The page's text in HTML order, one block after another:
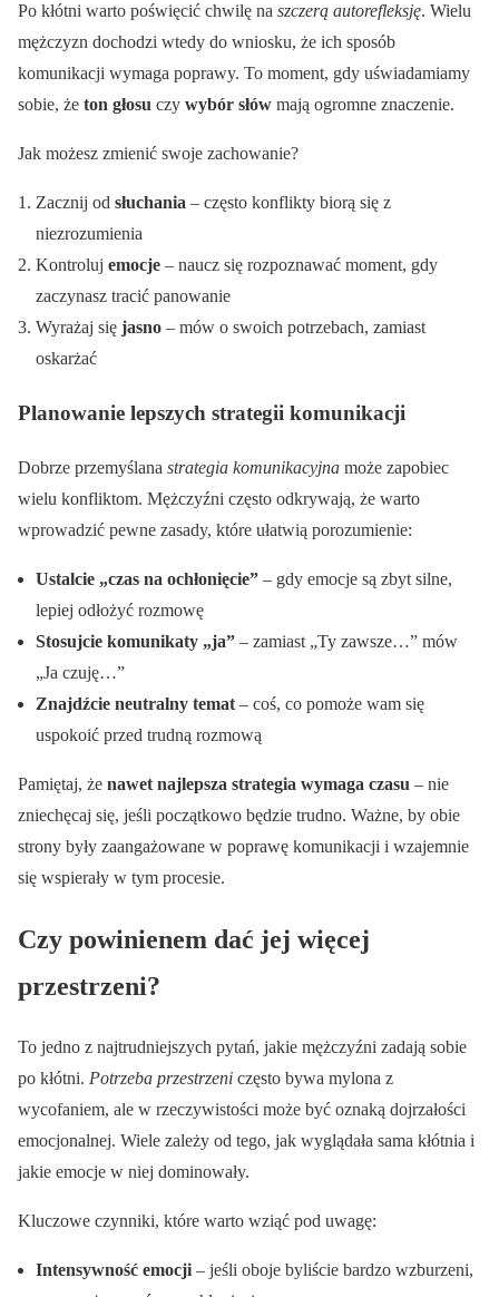
Po kłótni warto poświęcić chwilę na szczerą autorefleksję. Wielu
mężczyzn dochodzi wtedy do wniosku, że ich sposób
komunikacji wymaga poprawy. To moment, gdy uświadamiamy
sobie, że ton głosu czy wybór słów mają ogromne znaczenie.
Jak możesz zmienić swoje zachowanie?
Zacznij od słuchania – często konflikty biorą się z
niezrozumienia
Kontroluj emocje – naucz się rozpoznawać moment, gdy
zaczynasz tracić panowanie
Wyrażaj się jasno – mów o swoich potrzebach, zamiast
oskarżać
Planowanie lepszych strategii komunikacji
Dobrze przemyślana strategia komunikacyjna może zapobiec
wielu konfliktom. Mężczyźni często odkrywają, że warto
wprowadzić pewne zasady, które ułatwią porozumienie:
Ustalcie „czas na ochłonięcie” – gdy emocje są zbyt silne,
lepiej odłożyć rozmowę
Stosujcie komunikaty „ja” – zamiast „Ty zawsze…” mów
„Ja czuję…”
Znajdźcie neutralny temat – coś, co pomoże wam się
uspokoić przed trudną rozmową
Pamiętaj, że nawet najlepsza strategia wymaga czasu – nie
zniechęcaj się, jeśli początkowo będzie trudno. Ważne, by obie
strony były zaangażowane w poprawę komunikacji i wzajemnie
się wspierały w tym procesie.
Czy powinienem dać jej więcej
przestrzeni?
To jedno z najtrudniejszych pytań, jakie mężczyźni zadają sobie
po kłótni. Potrzeba przestrzeni często bywa mylona z
wycofaniem, ale w rzeczywistości może być oznaką dojrzałości
emocjonalnej. Wiele zależy od tego, jak wyglądała sama kłótnia i
jakie emocje w niej dominowały.
Kluczowe czynniki, które warto wziąć pod uwagę:
Intensywność emocji – jeśli oboje byliście bardzo wzburzeni,